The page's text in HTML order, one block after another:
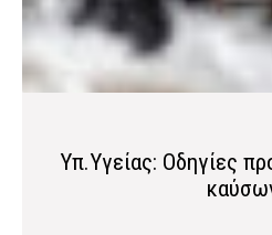
Υπ.Υγείας: Οδηγίες